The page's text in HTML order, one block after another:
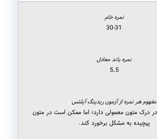
30-31
5.5
در درک متون معمولی دارد؛ اما ممکن است در متون
پیچیده به مشکل برخورد کند.